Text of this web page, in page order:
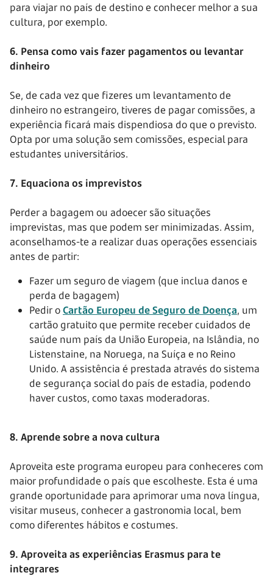
para viajar no país de destino e conhecer melhor a sua
cultura, por exemplo.
6. Pensa como vais fazer pagamentos ou levantar
dinheiro
Se, de cada vez que fizeres um levantamento de
dinheiro no estrangeiro, tiveres de pagar comissões, a
experiência ficará mais dispendiosa do que o previsto.
Opta por uma solução sem comissões, especial para
estudantes universitários.
7. Equaciona os imprevistos
Perder a bagagem ou adoecer são situações
imprevistas, mas que podem ser minimizadas. Assim,
aconselhamos-te a realizar duas operações essenciais
antes de partir:
Fazer um seguro de viagem (que inclua danos e
perda de bagagem)
Pedir oCartão Europeu de Seguro de Doença, um
cartão gratuito que permite receber cuidados de
saúde num país da União Europeia, na Islândia, no
Listenstaine, na Noruega, na Suíça e no Reino
Unido. A assistência é prestada através do sistema
de segurança social do país de estadia, podendo
haver custos, como taxas moderadoras.
8. Aprende sobre a nova cultura
Aproveita este programa europeu para conheceres com
maior profundidade o país que escolheste. Esta é uma
grande oportunidade para aprimorar uma nova língua,
visitar museus, conhecer a gastronomia local, bem
como diferentes hábitos e costumes.
9. Aproveita as experiências Erasmus para te
integrares